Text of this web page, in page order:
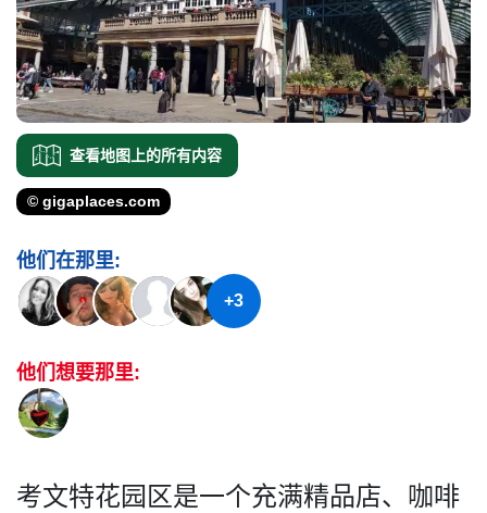
查看地图上的所有内容
© gigaplaces.com
他们在那里:
+3
他们想要那里:
考文特花园区是一个充满精品­店、咖啡